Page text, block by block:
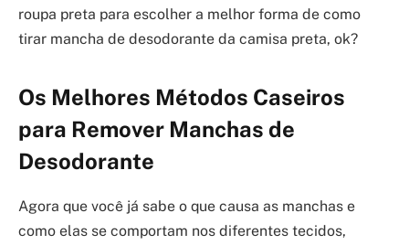
roupa preta para escolher a melhor forma de como
tirar mancha de desodorante da camisa preta, ok?
Os Melhores Métodos Caseiros
para Remover Manchas de
Desodorante
Agora que você já sabe o que causa as manchas e
como elas se comportam nos diferentes tecidos,